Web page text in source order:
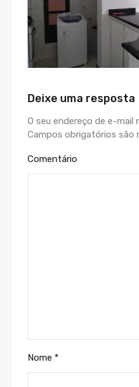
Deixe uma resposta
O seu endereço de e-mail
Campos obrigatórios são
Comentário
Nome *